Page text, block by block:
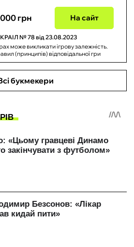
грн На сайт
КРАІЛ № 78 від 23.08.2023
може викликати ігрову залежність.
(принципів) відповідальної гри
букмекери